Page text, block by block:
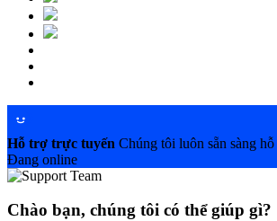
Hỗ trợ trực tuyến Chúng tôi luôn sẵn sàng hỗ
Đang online
Chào bạn, chúng tôi có thể giúp gì?